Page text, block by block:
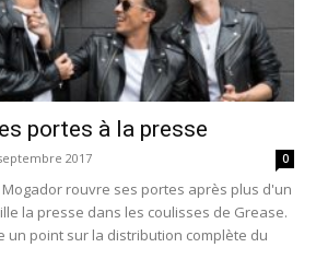
portes à la presse
2017 0
rouvre ses portes après plus d'un
la presse dans les coulisses de Grease.
un point sur la distribution complète du